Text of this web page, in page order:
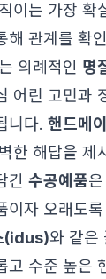
이는 가장 확
해 관계를 확
의례적인 명
어린 고민과
니다. 핸드메
한 해답을 제
긴 수공예품
이자 오래도
(idus)와 같은
고 수준 높은